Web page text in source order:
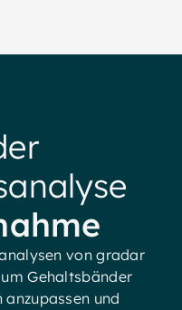
von gradar
Gehaltsbänder
und